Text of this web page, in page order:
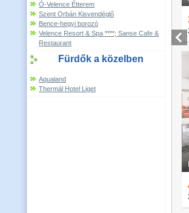
Ó-Velence Étterem
Szent Orbán Kisvendéglő
Bence-hegyi borozó
Velence Resort & Spa ****; Sanse Cafe &
Restaurant
Fürdők a közelben
Aqualand
Thermál Hotel Liget